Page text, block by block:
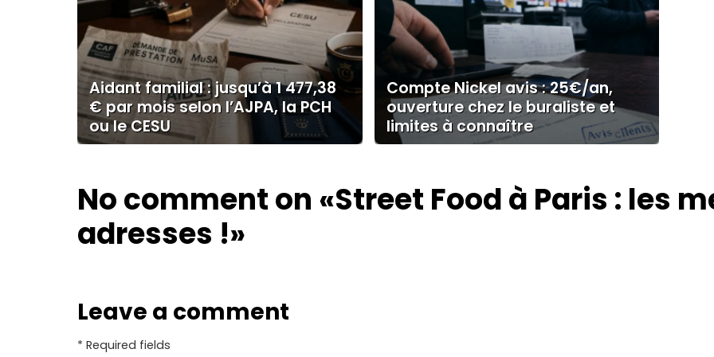
Aidant familial : jusqu’à 1 477,38
€ par mois selon l’AJPA, la PCH
ou le CESU
Compte Nickel avis : 25€/an,
ouverture chez le buraliste et
limites à connaître
No comment on «Street Food à Paris : les
adresses !»
Leave a comment
* Required fields